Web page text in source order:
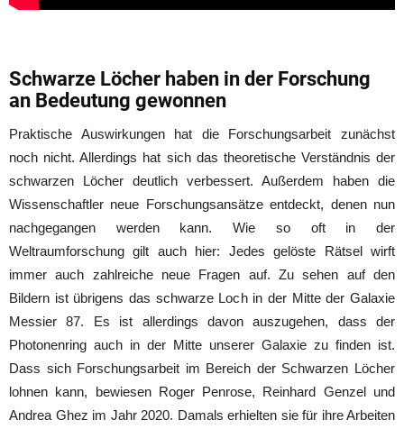
Schwarze Löcher haben in der Forschung
an Bedeutung gewonnen
Praktische Auswirkungen hat die Forschungsarbeit zunächst
noch nicht. Allerdings hat sich das theoretische Verständnis der
schwarzen Löcher deutlich verbessert. Außerdem haben die
Wissenschaftler neue Forschungsansätze entdeckt, denen nun
nachgegangen werden kann. Wie so oft in der
Weltraumforschung gilt auch hier: Jedes gelöste Rätsel wirft
immer auch zahlreiche neue Fragen auf. Zu sehen auf den
Bildern ist übrigens das schwarze Loch in der Mitte der Galaxie
Messier 87. Es ist allerdings davon auszugehen, dass der
Photonenring auch in der Mitte unserer Galaxie zu finden ist.
Dass sich Forschungsarbeit im Bereich der Schwarzen Löcher
lohnen kann, bewiesen Roger Penrose, Reinhard Genzel und
Andrea Ghez im Jahr 2020. Damals erhielten sie für ihre Arbeiten